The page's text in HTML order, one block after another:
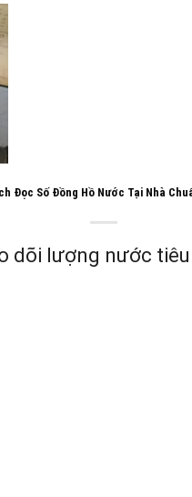
Đọc Số Đồng Hồ Nước Tại Nhà
dõi lượng nước